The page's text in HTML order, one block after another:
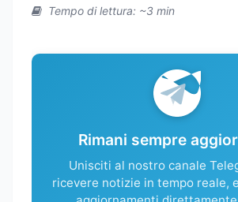
Tempo di lettura: ~3 min
Rimani sempre
Unisciti al nostro canale
ricevere notizie in tempo reale,